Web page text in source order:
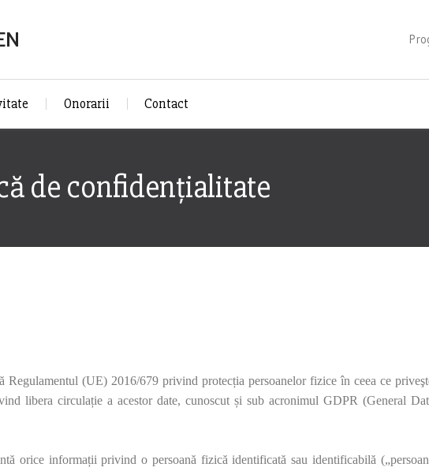
Onorarii Contact
de confidențialitate
Regulamentul (UE) 2016/679 privind protecția persoanelor fizice în ceea ce
libera circulație a acestor date, cunoscut și sub acronimul GDPR (General
orice informații privind o persoană fizică identificată sau identificabilă